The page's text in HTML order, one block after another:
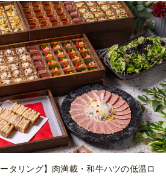
タリング】肉満載・和牛ハツの低温ロ